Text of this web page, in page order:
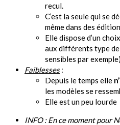
recul.
C’est la seule qui se
même dans des
Elle dispose d’un
aux différents type de
sensibles par exemple)
Faiblesses:
Depuis le temps elle
les modèles se
Elle est un peu lourde
INFO : En ce moment pour